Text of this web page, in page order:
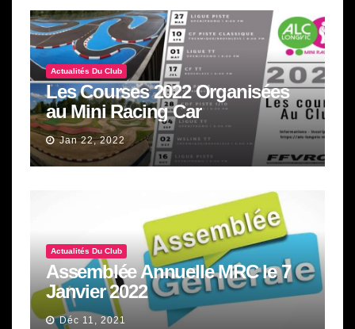
Actualités Du Club
Les Courses 2022 Organisées
au Mini Racing Car
Jan 22, 2022
Actualités Du Club
Assemblée Annuelle MRC le 7
Janvier 2022
Déc 11, 2021